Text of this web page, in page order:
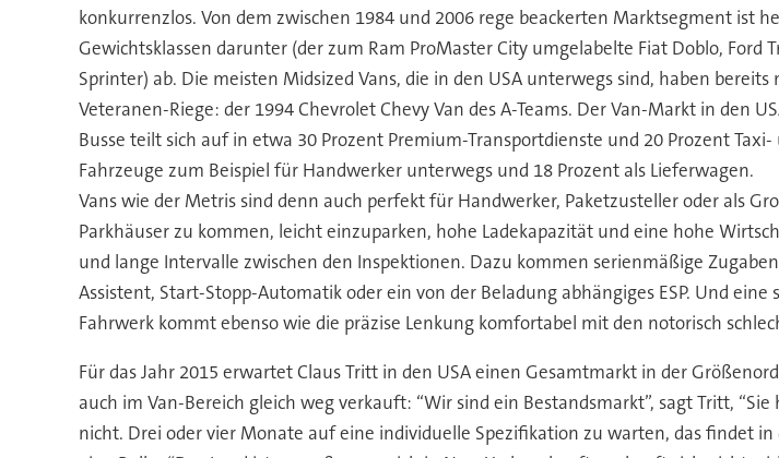
konkurrenzlos. Von dem zwischen 1984 und 2006 rege beackerten Marktsegment ist
Gewichtsklassen darunter (der zum Ram ProMaster City umgelabelte Fiat Doblo, Ford
Sprinter) ab. Die meisten Midsized Vans, die in den USA unterwegs sind, haben
Veteranen-Riege: der 1994 Chevrolet Chevy Van des A-Teams. Der Van-Markt in den
Busse teilt sich auf in etwa 30 Prozent Premium-Transportdienste und 20 Prozent
Fahrzeuge zum Beispiel für Handwerker unterwegs und 18 Prozent als Lieferwagen.
Vans wie der Metris sind denn auch perfekt für Handwerker, Paketzusteller oder als
Parkhäuser zu kommen, leicht einzuparken, hohe Ladekapazität und eine hohe
und lange Intervalle zwischen den Inspektionen. Dazu kommen serienmäßige
Assistent, Start-Stopp-Automatik oder ein von der Beladung abhängiges ESP. Und
Fahrwerk kommt ebenso wie die präzise Lenkung komfortabel mit den notorisch
Für das Jahr 2015 erwartet Claus Tritt in den USA einen Gesamtmarkt in der
auch im Van-Bereich gleich weg verkauft: “Wir sind ein Bestandsmarkt”, sagt Tritt,
nicht. Drei oder vier Monate auf eine individuelle Spezifikation zu warten, das findet